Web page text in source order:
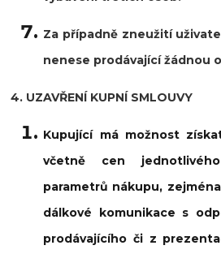
Za případně zneužití
nenese prodávající žádnou
4. UZAVŘENÍ KUPNÍ SMLOUVY
Kupující má možnost
včetně cen
parametrů nákupu,
dálkové komunikace s
prodávajícího či z